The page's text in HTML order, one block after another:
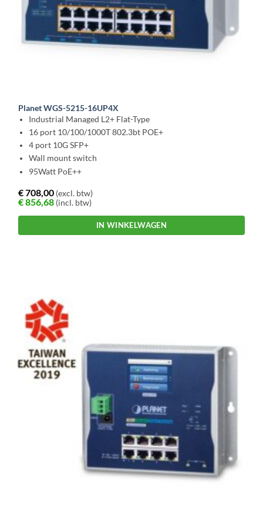
Planet WGS-5215-16UP4X
Industrial Managed L2+ Flat-Type
16 port 10/100/1000T 802.3bt POE+
4 port 10G SFP+
Wall mount switch
95Watt PoE++
€708,00 (excl. btw)
€856,68 (incl. btw)
IN WINKELWAGEN